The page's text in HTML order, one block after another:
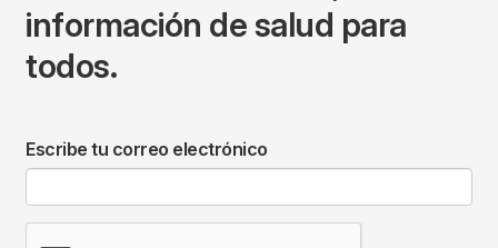
información de salud para
todos.
Escribe tu correo electrónico